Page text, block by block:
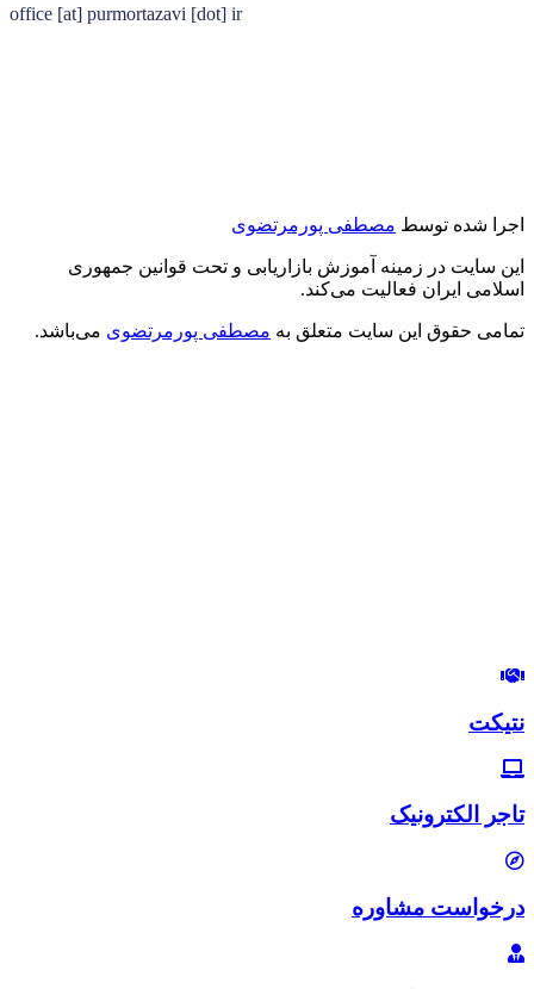
office [at] purmortazavi [dot] ir
اجرا شده توسط مصطفی پورمرتضوی
این سایت در زمینه آموزش بازاریابی و تحت قوانین جمهوری
اسلامی ایران فعالیت می‌کند.
تمامی حقوق این سایت متعلق به مصطفی پورمرتضوی می‌باشد.
نتیکت
تاجر الکترونیک
درخواست مشاوره